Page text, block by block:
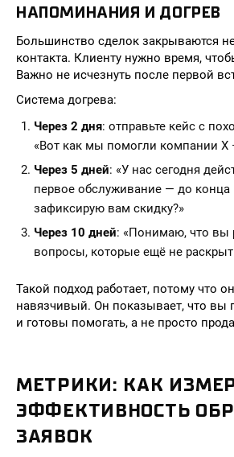
НАПОМИНАНИЯ И ДОГРЕВ
Большинство сделок закрываются
контакта. Клиенту нужно время,
Важно не исчезнуть после первой
Система догрева:
Через 2 дня: отправьте кейс с
«Вот как мы помогли компании X
Через 5 дней: «У нас сегодня
первое обслуживание — до конца
зафиксирую вам скидку?»
Через 10 дней: «Понимаю, что вы
вопросы, которые ещё не
Такой подход работает, потому что
навязчивый. Он показывает, что вы
и готовы помогать, а не просто
МЕТРИКИ: КАК
ЭФФЕКТИВНОСТЬ
ЗАЯВОК